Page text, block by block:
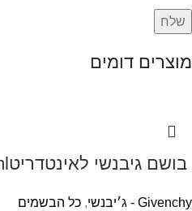
מוצרים דומים
‏ בושם גיבנשי לאינטדריטGivenchy L’Interdit E.D.P 80ml ‏
Givenchy - ג׳יבנשי , כל הבשמים